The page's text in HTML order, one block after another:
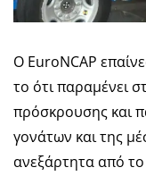
Ο EuroNCAP
το ότι παραμένει
πρόσκρουσης και
γονάτων και της
ανεξάρτητα από το